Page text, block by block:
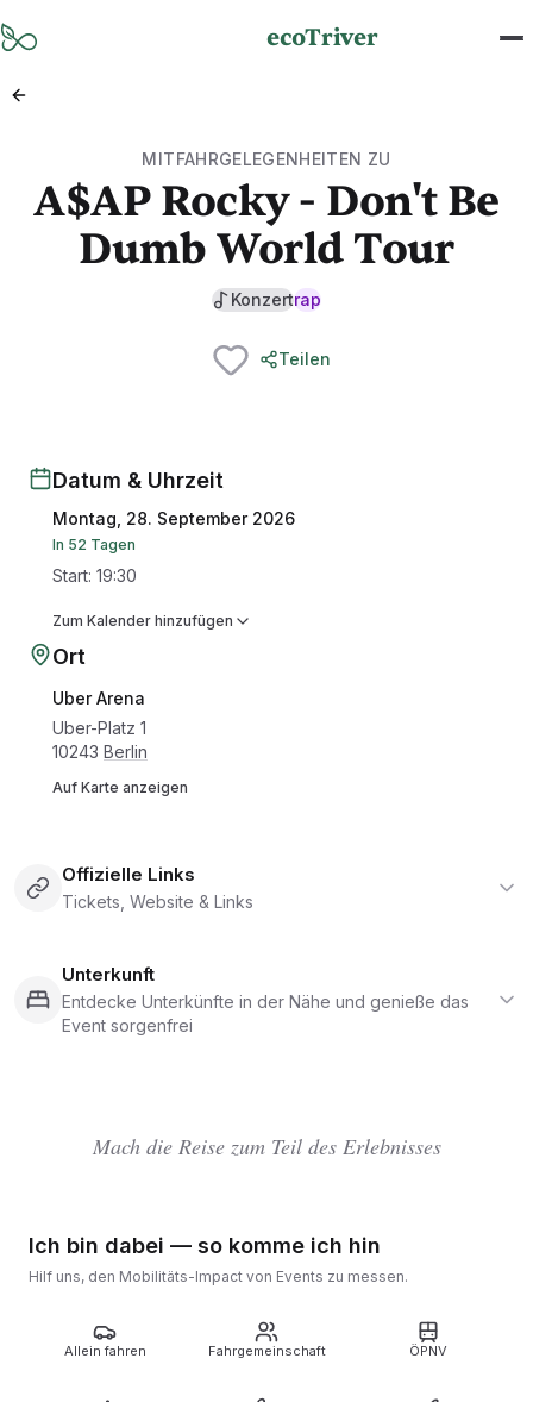
ecoTriver
MITFAHRGELEGENHEITEN ZU
A$AP Rocky - Don't Be
Dumb World Tour
Konzertrap
Teilen
Datum & Uhrzeit
Montag, 28. September 2026
In 52 Tagen
Start: 19:30
Zum Kalender hinzufügen
Ort
Uber Arena
Uber-Platz 1
10243 Berlin
Auf Karte anzeigen
Offizielle Links
Tickets, Website & Links
Unterkunft
Entdecke Unterkünfte in der Nähe und genieße das
Event sorgenfrei
Mach die Reise zum Teil des Erlebnisses
Ich bin dabei — so komme ich hin
Hilf uns, den Mobilitäts-Impact von Events zu messen.
Allein fahren Fahrgemeinschaft ÖPNV